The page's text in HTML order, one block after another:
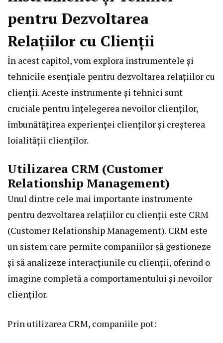
pentru Dezvoltarea
Relațiilor cu Clienții
În acest capitol, vom explora instrumentele și
tehnicile esențiale pentru dezvoltarea relațiilor cu
clienții. Aceste instrumente și tehnici sunt
cruciale pentru înțelegerea nevoilor clienților,
îmbunătățirea experienței clienților și creșterea
loialității clienților.
Utilizarea CRM (Customer
Relationship Management)
Unul dintre cele mai importante instrumente
pentru dezvoltarea relațiilor cu clienții este CRM
(Customer Relationship Management). CRM este
un sistem care permite companiilor să gestioneze
și să analizeze interacțiunile cu clienții, oferind o
imagine completă a comportamentului și nevoilor
clienților.
Prin utilizarea CRM, companiile pot: